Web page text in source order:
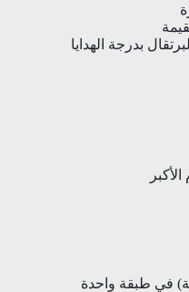
بدرجة الهدايا